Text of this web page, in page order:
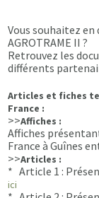
Vous souhaitez
AGROTRAME II ?
Retrouvez les
différents
Articles et fiches
France :
>>Affiches :
Affiches
France à Guînes
>>Articles :
* Article 1 :
ici